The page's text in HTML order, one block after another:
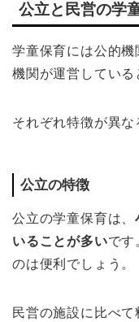
公立と民営の学
学童保育には公的
機関が運営している
それぞれ特徴が異な
公立の特徴
公立の学童保育は、
いることが多いです
のは便利でしょう。
民営の施設に比べ